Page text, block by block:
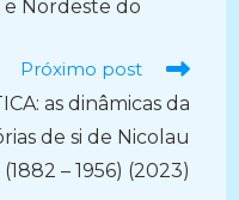
e Nordeste do
Próximo post
as dinâmicas da
de si de Nicolau
– 1956) (2023)